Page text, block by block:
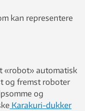
kan representere
«robot» automatisk
og fremst roboter
og
Karakuri-dukker